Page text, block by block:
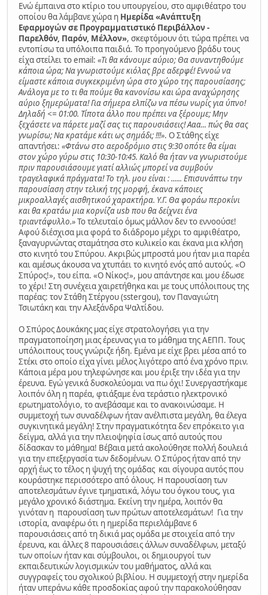
Ενώ έμπαινα στο κτίριο του υπουργείου, στο αμφιθέατρο του
οποίου θα λάμβανε χώρα η Ημερίδα «Ανάπτυξη
Εφαρμογών σε Προγραμματιστικό Περιβάλλον -
Παρελθόν, Παρόν, Μέλλον», σκεφτόμουν ότι τώρα πρέπει να
εντοπίσω τα υπόλοιπα παιδιά. Το προηγούμενο βράδυ τους
είχα στείλει το email: «Τι θα κάνουμε αύριο; Θα συναντηθούμε
κάποια ώρα; Να γνωριστούμε κιόλας βρε αδερφέ! Εννοώ να
είμαστε κάποια συγκεκριμένη ώρα στο χώρο της παρουσίασης;
Ανάλογα με το τι θα πούμε θα κανονίσω και ώρα αναχώρησης
αύριο ξημερώματα! Για σήμερα ελπίζω να πέσω νωρίς για ύπνο!
Δηλαδή <= 01:00. Τίποτα άλλο που πρέπει να ξέρουμε; Μην
ξεχάσετε να πάρετε μαζί σας τις παρουσιάσεις! Ααα... πώς θα σας
γνωρίσω; Να κρατάμε κάτι ως σημάδι; !!!». Ο Στάθης είχε
απαντήσει: «Φτάνω στο αεροδρόμιο στις 9:30 οπότε θα είμαι
στον χώρο γύρω στις 10:30-10:45. Καλό θα ήταν να γνωριστούμε
πριν παρουσιάσουμε γιατί αλλιώς μπορεί να συμβούν
τραγελαφικά πράγματα! Το τηλ. μου είναι : ...... Επισυνάπτω την
παρουσίαση στην τελική της μορφή, έκανα κάποιες
μικροαλλαγές αισθητικού χαρακτήρα. Υ.Γ. Θα φοράω περοκίνι
και θα κρατάω μια κορνίζα usb που θα δείχνει ένα
τριαντάφυλλο.»Το τελευταίο όμως μάλλον δεν το εννοούσε!
Αφού διέσχισα μια φορά το διάδρομο μέχρι το αμφιθέατρο,
ξαναγυρνώντας σταμάτησα στο κυλικείο και έκανα μια κλήση
στο κινητό του Σπύρου. Ακριβώς μπροστά μου ήταν μια παρέα
και αμέσως άκουσα να χτυπάει το κινητό ενός από αυτούς. «Ο
Σπύρος!», του είπα. «Ο Νίκος!», μου απάντησε και μου έδωσε
το χέρι! Στη συνέχεια χαιρετήθηκα και με τους υπόλοιπους της
παρέας: τον Στάθη Στέργου (sstergou), τον Παναγιώτη
Τσιωτάκη και την Αλεξάνδρα Ψαλτίδου.
Ο Σπύρος Δουκάκης μας είχε στρατολογήσει για την
πραγματοποίηση μιας έρευνας για το μάθημα της ΑΕΠΠ. Τους
υπόλοιπους τους γνώριζε ήδη. Εμένα με είχε βρει μέσα από το
Στέκι στο οποίο είχα γίνει μέλος λιγότερο από ένα χρόνο πριν.
Κάποια μέρα μου τηλεφώνησε και μου έριξε την ιδέα για την
έρευνα. Εγώ γενικά δυσκολεύομαι να πω όχι! Συνεργαστήκαμε
λοιπόν όλη η παρέα, φτιάξαμε ένα τεράστιο ηλεκτρονικό
ερωτηματολόγιο, το ανεβάσαμε και το ανακοινώσαμε. Η
συμμετοχή των συναδέλφων ήταν ανέλπιστα μεγάλη, θα έλεγα
συγκινητικά μεγάλη! Στην πραγματικότητα δεν επρόκειτο για
δείγμα, αλλά για την πλειοψηφία ίσως από αυτούς που
δίδασκαν το μάθημα! Βέβαια μετά ακολούθησε πολλή δουλειά
για την επεξεργασία των δεδομένων. Ο Σπύρος ήταν από την
αρχή έως το τέλος η ψυχή της ομάδας και σίγουρα αυτός που
κουράστηκε περισσότερο από όλους. Η παρουσίαση των
αποτελεσμάτων έγινε τμηματικά, λόγω του όγκου τους, για
μεγάλο χρονικό διάστημα. Εκείνη την ημέρα, λοιπόν θα
γινόταν η παρουσίαση των πρώτων αποτελεσμάτων! Για την
ιστορία, αναφέρω ότι η ημερίδα περιελάμβανε 6
παρουσιάσεις από τη δικιά μας ομάδα με στοιχεία από την
έρευνα, και άλλες 8 παρουσιάσεις άλλων συναδέλφων, μεταξύ
των οποίων ήταν και σύμβουλοι, οι δημιουργοί των
εκπαιδευτικών λογισμικών του μαθήματος, αλλά και
συγγραφείς του σχολικού βιβλίου. Η συμμετοχή στην ημερίδα
ήταν υπεράνω κάθε προσδοκίας αφού την παρακολούθησαν